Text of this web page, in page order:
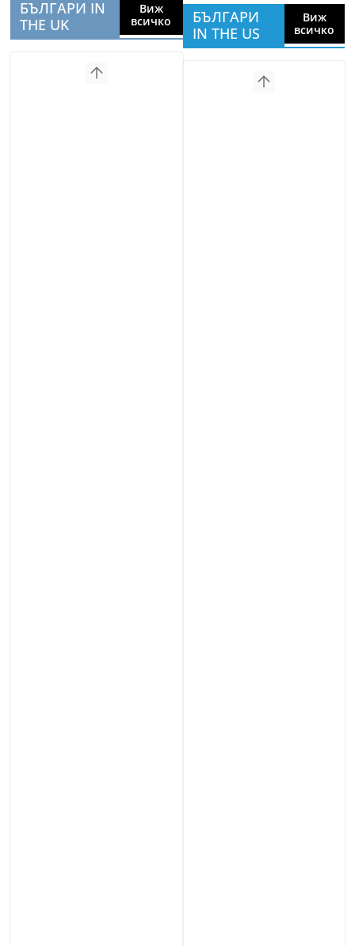
БЪЛГАРИ IN
THE UK
Виж
всичко
БЪЛГАРИ
IN THE US
Виж
всичко